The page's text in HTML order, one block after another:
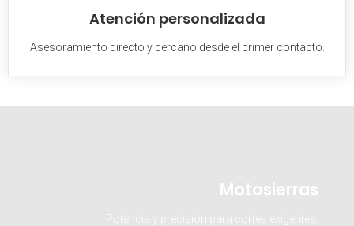
Atención personalizada
Asesoramiento directo y cercano desde el primer contacto.
Motosierras
Potencia y precisión para cortes exigentes.